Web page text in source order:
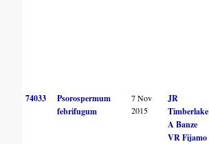
74033
Psorospermum
febrifugum
7 Nov
2015
JR
Timberlake
A Banze
VR Fijamo